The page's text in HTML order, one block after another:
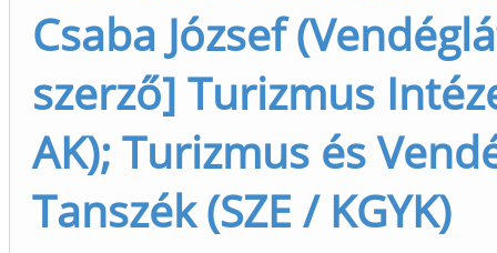
Csaba József
szerző] Turizmus
AK); Turizmus és
Tanszék (SZE / KGYK)